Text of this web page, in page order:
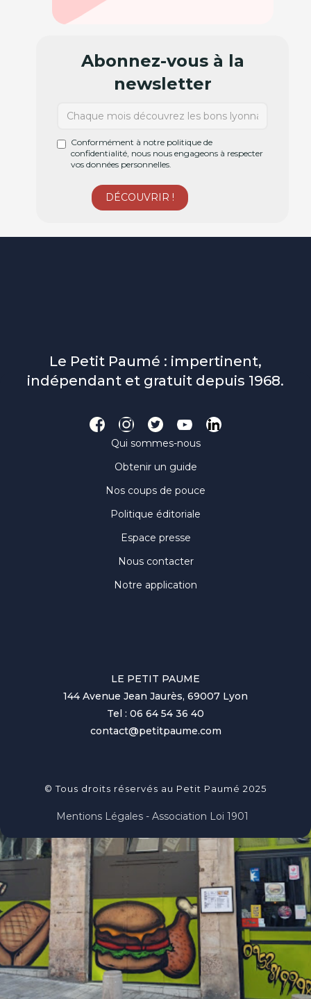
Abonnez-vous à la
newsletter
Conformément à notre politique de
confidentialité, nous nous engageons à respecter
vos données personnelles.
Le Petit Paumé : impertinent,
indépendant et gratuit depuis 1968.
Qui sommes-nous
Obtenir un guide
Nos coups de pouce
Politique éditoriale
Espace presse
Nous contacter
Notre application
LE PETIT PAUME
144 Avenue Jean Jaurès, 69007 Lyon
Tel : 06 64 54 36 40
contact@petitpaume.com
© Tous droits réservés au Petit Paumé 2025
Mentions Légales - Association Loi 1901